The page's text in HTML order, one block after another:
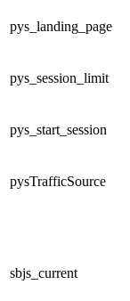
pys_landing_page
pys_session_limit
pys_start_session
pysTrafficSource
sbjs_current